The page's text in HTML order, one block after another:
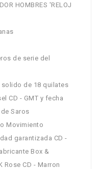
HOMBRES 'RELOJ
de serie del
solido de 18 quilates
CD - GMT y fecha
Saros
Movimiento
garantizada CD -
Box &
Rose CD - Marron